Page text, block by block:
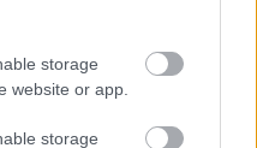
storage
website or app.
storage
egy izgalmakkal